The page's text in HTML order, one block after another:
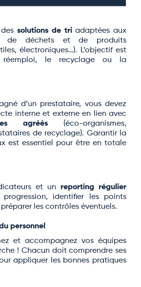
solutions de triadaptées aux
de déchets et de produits
électroniques…). L’objectif est
le recyclage ou la
d’un prestataire, vous devez
interne et externe en lien avec
agréés (éco-organismes,
de recyclage). Garantir la
est essentiel pour être en totale
et un reporting régulier
identifier les points
les contrôles éventuels.
personnel
et accompagnez vos équipes
! Chacun doit comprendre ses
appliquer les bonnes pratiques